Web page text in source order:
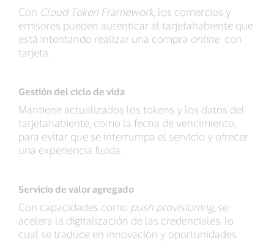
Con Cloud Token Framework, los comercios y
emisores pueden autenticar al tarjetahabiente que
está intentando realizar una compra onlinecon
tarjeta.
Gestión del ciclo de vida
Mantiene actualizados los tokens y los datos del
tarjetahabiente, como la fecha de vencimiento,
para evitar que se interrumpa el servicio y ofrecer
una experiencia fluida.
Servicio de valor agregado
Con capacidades como push provisioning, se
acelera la digitalización de las credenciales, lo
cual se traduce en innovación y oportunidades